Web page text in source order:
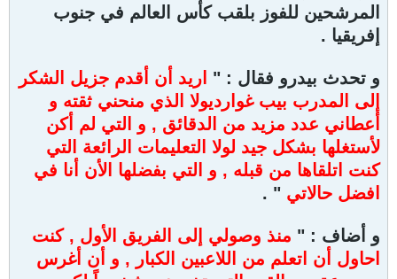
المرشحين للفوز بلقب كأس العالم في جنوب
إفريقيا .
و تحدث بيدرو فقال : " اريد أن أقدم جزيل الشكر
إلى المدر ب بيب غوارديولا الذي منحني ثقته و
أعطاني عدد مزيد من الدقائق , و التي لم أكن
لأستغلها بشكل جيد لولا التعليمات الرائعة التي
كنت اتلقاها من قبله , و التي بفضلها الأن أنا في
افضل حالاتي " .
و أضاف : " منذ وصولي إلى الفريق الأول , كنت
احاول أن اتعلم من اللاعبين الكبار , و أن أغرس